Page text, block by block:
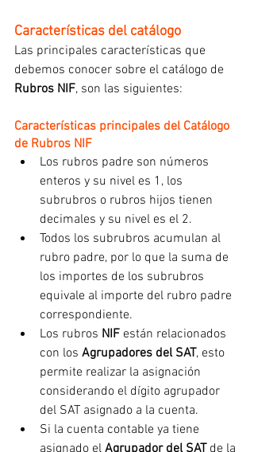
Características del catálogo
Las principales características que
debemos conocer sobre el catálogo de
Rubros NIF, son las siguientes:
Características principales del Catálogo
de Rubros NIF
Los rubros padre son números
enteros y su nivel es 1, los
subrubros o rubros hijos tienen
decimales y su nivel es el 2.
Todos los subrubros acumulan al
rubro padre, por lo que la suma de
los importes de los subrubros
equivale al importe del rubro padre
correspondiente.
Los rubros NIF están relacionados
con los Agrupadores del SAT, esto
permite realizar la asignación
considerando el dígito agrupador
del SAT asignado a la cuenta.
Si la cuenta contable ya tiene